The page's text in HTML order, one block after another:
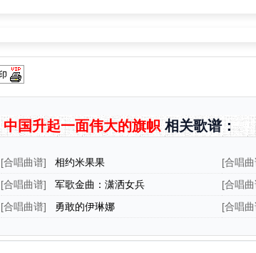
中国升起一面伟大的旗帜相关歌谱：
[合唱曲谱] 相约米果果 [合唱
[合唱曲谱] 军歌金曲：潇洒女兵 [合唱
[合唱曲谱] 勇敢的伊琳娜 [合唱